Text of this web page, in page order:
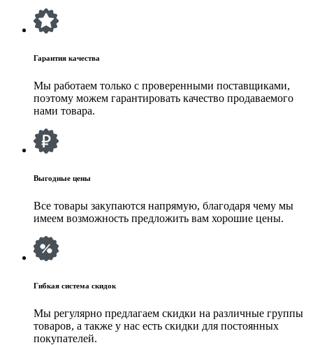
Гарантия качества
Мы работаем только с проверенными поставщиками,
поэтому можем гарантировать качество продаваемого
нами товара.
Выгодные цены
Все товары закупаются напрямую, благодаря чему мы
имеем возможность предложить вам хорошие цены.
Гибкая система скидок
Мы регулярно предлагаем скидки на различные группы
товаров, а также у нас есть скидки для постоянных
покупателей.